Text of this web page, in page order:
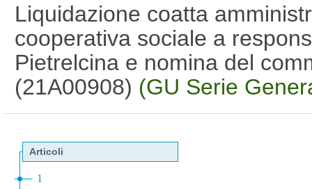
Liquidazione coatta
cooperativa sociale a
Pietrelcina e nomina del
(21A00908) (GU Serie